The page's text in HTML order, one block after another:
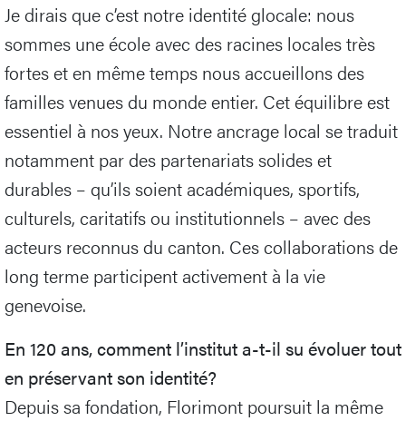
Je dirais que c’est notre identité glocale: nous
sommes une école avec des racines locales très
fortes et en même temps nous accueillons des
familles venues du monde entier. Cet équilibre est
essentiel à nos yeux. Notre ancrage local se traduit
notamment par des partenariats solides et
durables – qu’ils soient académiques, sportifs,
culturels, caritatifs ou institutionnels – avec des
acteurs reconnus du canton. Ces collaborations de
long terme participent activement à la vie
genevoise.
En 120 ans, comment l’institut a-t-il su évoluer tout
en préservant son identité?
Depuis sa fondation, Florimont poursuit la même